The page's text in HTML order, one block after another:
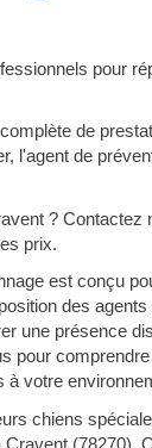
pour
de
l'agent de
? Contactez
prix.
est conçu
des
une présence
pour
à votre
chiens
(78270).